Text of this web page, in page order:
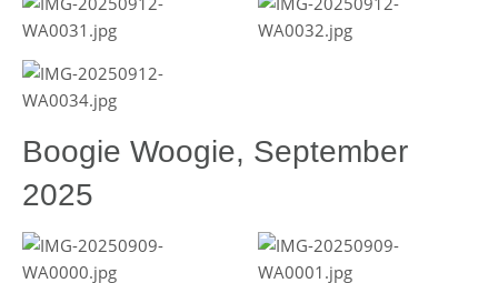
Boogie Woogie, September
2025